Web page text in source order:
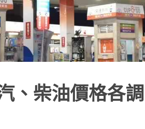
、柴油價格各調